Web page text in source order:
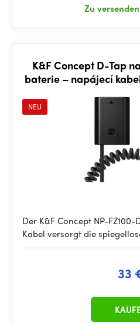
Zu versenden
K&F Concept D-Tap
baterie – napájecí
NEU
Der K&F Concept NP-
Kabel versorgt die
33